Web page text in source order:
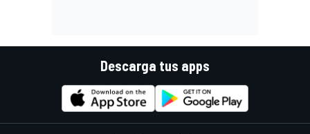
Descarga tus apps